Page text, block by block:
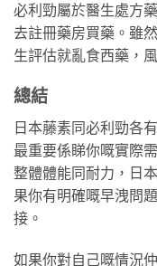
必利勁屬於醫生處方
去註冊藥房買藥。雖
生評估就亂食西藥，
總結
日本藤素同必利勁各
最重要係睇你嘅實際
整體體能同耐力，日
果你有明確嘅早洩問
接。
如果你對自己嘅情況